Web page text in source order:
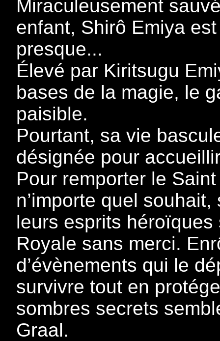
Miraculeusement
enfant, Shirô Emiya
presque...
Élevé par Kiritsugu
bases de la magie, le
paisible.
Pourtant, sa vie
désignée pour
Pour remporter le
n’importe quel
leurs esprits héroïques
Royale sans merci.
d’évènements qui le
survivre tout en
sombres secrets
Graal.